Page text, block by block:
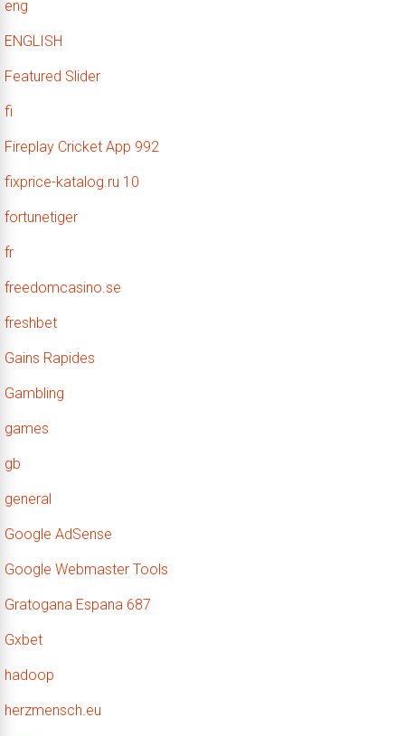
eng
ENGLISH
Featured Slider
fi
Fireplay Cricket App 992
fixprice-katalog.ru 10
fortunetiger
fr
freedomcasino.se
freshbet
Gains Rapides
Gambling
games
gb
general
Google AdSense
Google Webmaster Tools
Gratogana Espana 687
Gxbet
hadoop
herzmensch.eu